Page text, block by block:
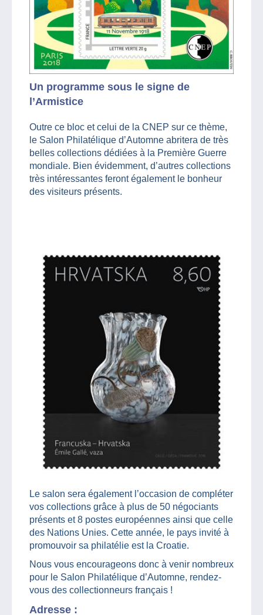
Un programme sous le signe de
l’Armistice
Outre ce bloc et celui de la CNEP sur ce thème,
le Salon Philatélique d’Automne abritera de très
belles collections dédiées à la Première Guerre
mondiale. Bien évidemment, d’autres collections
très intéressantes feront également le bonheur
des visiteurs présents.
Le salon sera également l’occasion de compléter
vos collections grâce à plus de 50 négociants
présents et 8 postes européennes ainsi que celle
des Nations Unies. Cette année, le pays invité à
promouvoir sa philatélie est la Croatie.
Nous vous encourageons donc à venir nombreux
pour le Salon Philatélique d’Automne, rendez-
vous des collectionneurs français !
Adresse :